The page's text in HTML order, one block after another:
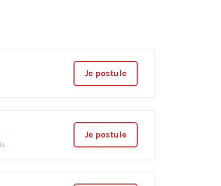
Je postule
Je postule